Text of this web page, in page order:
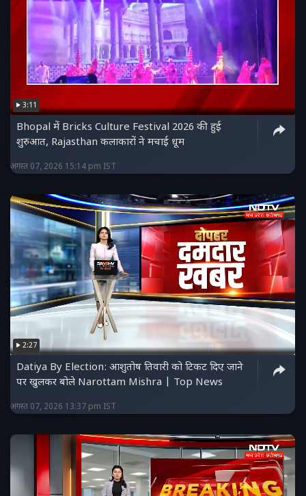
3:11
Bhopal में Bricks Culture Festival 2026 की हुई
शुरुआत, Rajasthan कलाकारों ने मचाई धूम
अगस्त 07, 2026 15:14 pm IST
2:27
Datiya By Election: आशुतोष तिवारी को टिकट दिए जाने
पर खुलकर बोले Narottam Mishra | Top News
अगस्त 07, 2026 13:37 pm IST